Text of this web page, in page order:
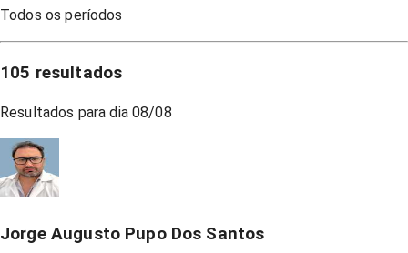
Todos os períodos
105 resultados
Resultados para dia 08/08
Jorge Augusto Pupo Dos Santos